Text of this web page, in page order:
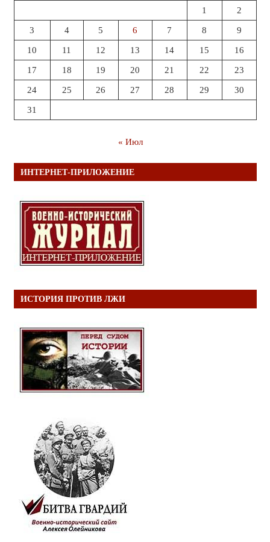
1 2
3 4 5 6 7 8 9
10 11 12 13 14 15 16
17 18 19 20 21 22 23
24 25 26 27 28 29 30
31
« Июл
ИНТЕРНЕТ-ПРИЛОЖЕНИЕ
ИСТОРИЯ ПРОТИВ ЛЖИ